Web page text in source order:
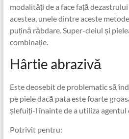
modalități de a face față
acestea, unele dintre aceste
puțină răbdare. Super-cleiul și
combinație.
Hârtie abrazivă
Este deosebit de problematic să
pe piele dacă pata este foarte
șlefuiți-l înainte de a utiliza agentul
Potrivit pentru: